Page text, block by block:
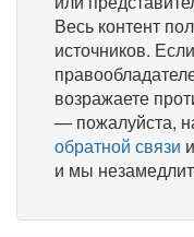
Весь контент
источников.
возражаете
— пожалуйста,
обратной связи
и мы